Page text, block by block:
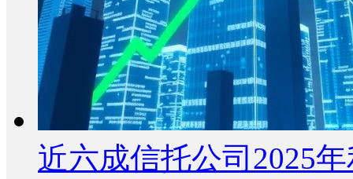
近六成信托公司2025